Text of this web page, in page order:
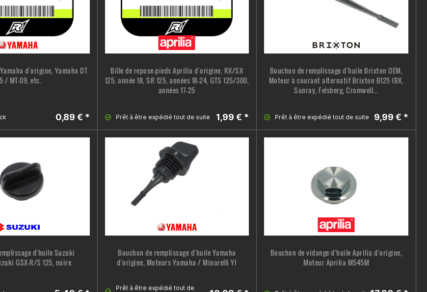
d'origine, Yamaha DT
/ MT-09, etc.
0,89 € *
Bille de repose-pieds Aprilia d'origine, RX/SX
125, année 18, SR 125, années 18-24, GTS 125/300,
années 17-25
Prêt à être expédié tout de suite 1,99 € *
Bouchon de remplissage d'huile Brixton OEM,
Moteur à courant alternatif Brixton B125 (BX,
Sunray, Felsberg, Cromwell...
Prêt à être expédié tout de suite 9,99 € *
d'huile Suzuki
GSX-R/S 125, noire
Bouchon de remplissage d'huile Yamaha
d'origine, Moteurs Yamaha / Minarelli YI
Prêt à être expédié tout de
Bouchon de vidange d'huile Aprilia d'origine,
Moteur Aprilia M545M